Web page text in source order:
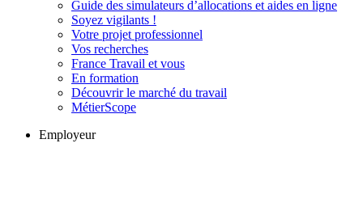
Guide des simulateurs d’allocations et aides en ligne
Soyez vigilants !
Votre projet professionnel
Vos recherches
France Travail et vous
En formation
Découvrir le marché du travail
MétierScope
Employeur